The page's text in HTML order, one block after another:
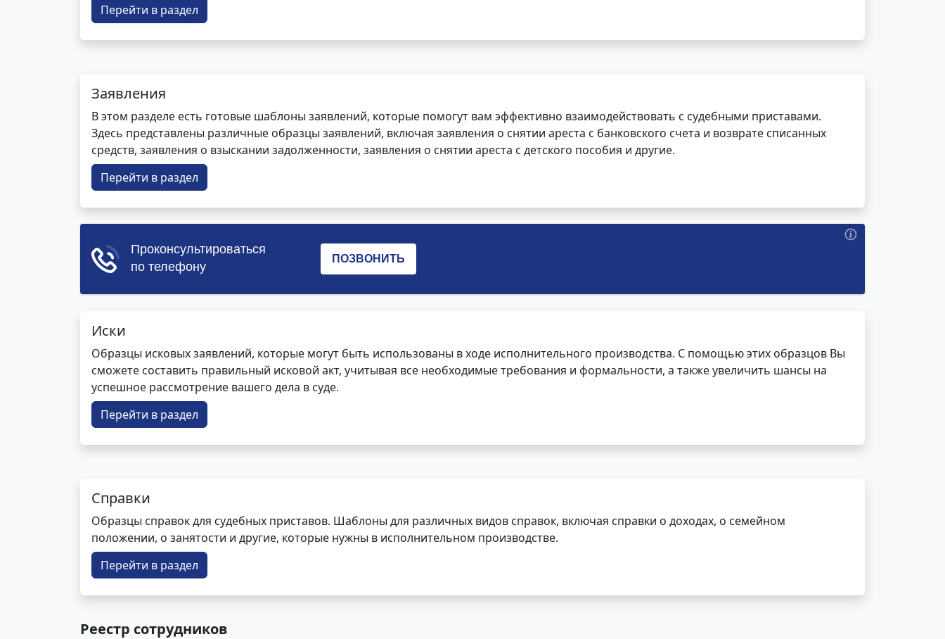
Перейти в раздел
Заявления
В этом разделе есть готовые шаблоны заявлений, которые помогут вам эффективно взаимодействовать с судебными приставами.
Здесь представлены различные образцы заявлений, включая заявления о снятии ареста с банковского счета и возврате списанных
средств, заявления о взыскании задолженности, заявления о снятии ареста с детского пособия и другие.
Перейти в раздел
Иски
Образцы исковых заявлений, которые могут быть использованы в ходе исполнительного производства. С помощью этих образцов Вы
сможете составить правильный исковой акт, учитывая все необходимые требования и формальности, а также увеличить шансы на
успешное рассмотрение вашего дела в суде.
Перейти в раздел
Справки
Образцы справок для судебных приставов. Шаблоны для различных видов справок, включая справки о доходах, о семейном
положении, о занятости и другие, которые нужны в исполнительном производстве.
Перейти в раздел
Реестр сотрудников